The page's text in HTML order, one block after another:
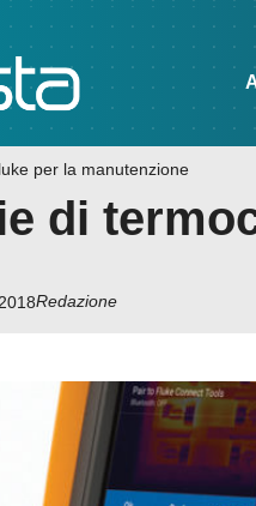
MANUFACTURING
per la manutenzione
di
Redazione